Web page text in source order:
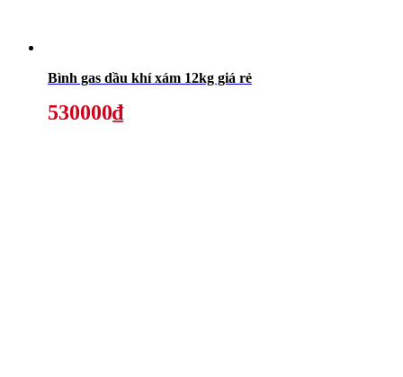
Bình gas dầu khí xám 12kg giá rẻ
530000₫